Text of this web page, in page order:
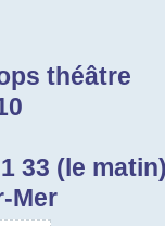
théâtre
33 (le
Mer